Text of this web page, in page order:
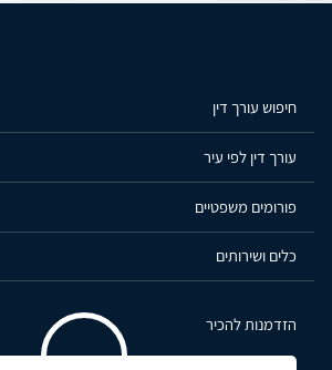
חיפוש עורך דין
עורך דין לפי עיר
פורומים משפטיים
כלים ושירותים
הזדמנות להכיר